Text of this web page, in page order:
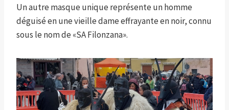
Un autre masque unique représente un homme
déguisé en une vieille dame effrayante en noir, connu
sous le nom de «SA Filonzana».